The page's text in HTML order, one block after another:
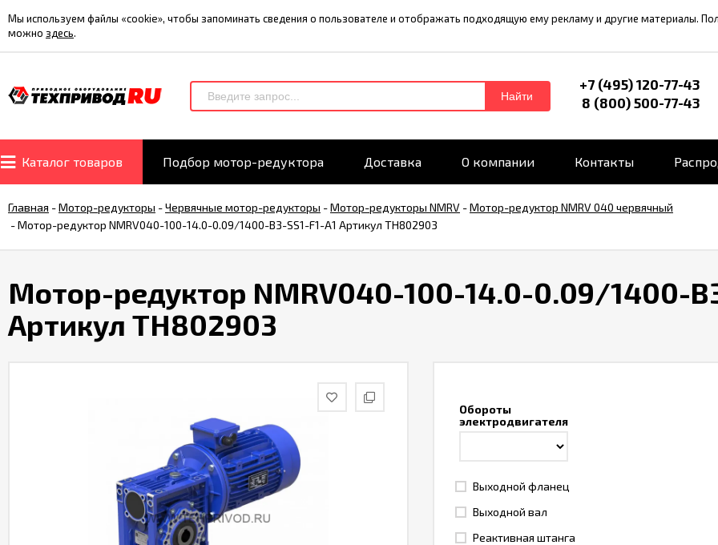
Мы используем файлы «cookie», чтобы запоминать сведения о пользователе и отображать подходящую ему рекламу и другие материалы.
можно здесь.
Найти
+7 (495) 120-77-43
8 (800) 500-77-43
Каталог товаров Подбор мотор-редуктора Доставка О компании Контакты
Главная -Мотор-редукторы -Червячные мотор-редукторы -Мотор-редукторы NMRV -Мотор-редуктор NMRV 040 червячный
-Мотор-редуктор NMRV040-100-14.0-0.09/1400-B3-SS1-F1-A1 Артикул TH802903
Мотор-редуктор NMRV040-100-14.0-0.09/1400-
Артикул TH802903
Обороты
электродвигателя
Выходной фланец
Выходной вал
Реактивная штанга